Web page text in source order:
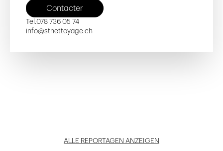
Contacter
Tel.078 736 05 74
info@stnettoyage.ch
ALLE REPORTAGEN ANZEIGEN